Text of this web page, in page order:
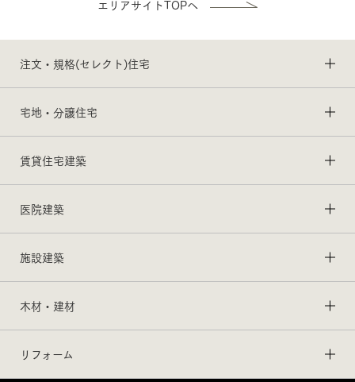
エリアサイトTOPへ
注文・規格(セレクト)住宅
宅地・分譲住宅
賃貸住宅建築
医院建築
施設建築
木材・建材
リフォーム